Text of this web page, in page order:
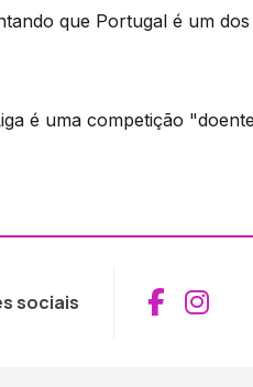
que Portugal é um dos
é uma competição
sociais